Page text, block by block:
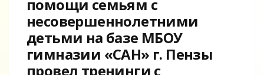
помощи семьям с
несовершеннолетними
детьми на базе МБОУ
гимназии «САН» г. Пензы
провел тренинги с